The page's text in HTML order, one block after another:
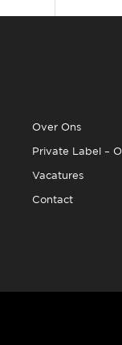
Over Ons
Private Label –
Vacatures
Contact